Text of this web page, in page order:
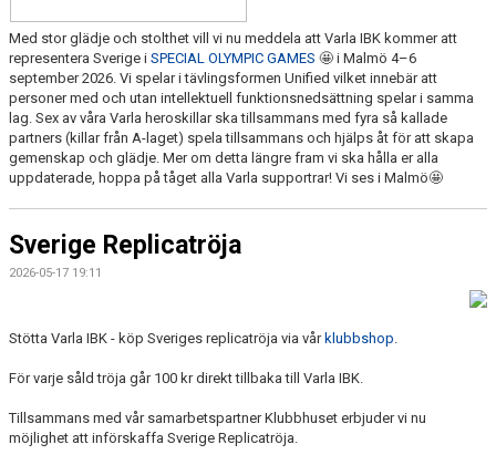
Med stor glädje och stolthet vill vi nu meddela att Varla IBK kommer att
representera Sverige i SPECIAL OLYMPIC GAMES 🤩 i Malmö 4–6
september 2026 . Vi spelar i tävlingsformen Unified vilket innebär att
personer med och utan intellektuell funktionsnedsättning spelar i samma
lag. Sex av våra Varla heroskillar ska tillsammans med fyra så kallade
partners (killar från A-laget) spela tillsammans och hjälps åt för att skapa
gemenskap och glädje. Mer om detta längre fram vi ska hålla er alla
uppdaterade, hoppa på tåget alla Varla supportrar! Vi ses i Malmö🤩
Sverige Replicatröja
2026-05-17 19:11
Stötta Varla IBK - köp Sveriges replicatröja via vår klubbshop
För varje såld tröja går 100 kr direkt tillbaka till Varla IBK.
Tillsammans med vår samarbetspartner Klubbhuset erbjuder vi nu
möjlighet att införskaffa Sverige Replicatröja.